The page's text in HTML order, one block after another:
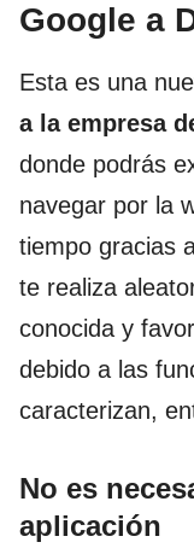
Google a
Esta es una
a la empresa
donde podrás
navegar por la
tiempo gracias
te realiza
conocida y
debido a las
caracterizan,
No es
aplicación